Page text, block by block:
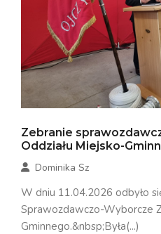
Zebranie
Oddziału Miejsko-
Dominika Sz
W dniu 11.04.2026 odbyło
Sprawozdawczo-Wyborcze
Gminnego.&nbsp;Była(...)